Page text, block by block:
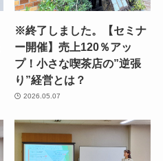
※終了しました。【セミナ
ー開催】売上120％アッ
プ！小さな喫茶店の”逆張
り”経営とは？
2026.05.07